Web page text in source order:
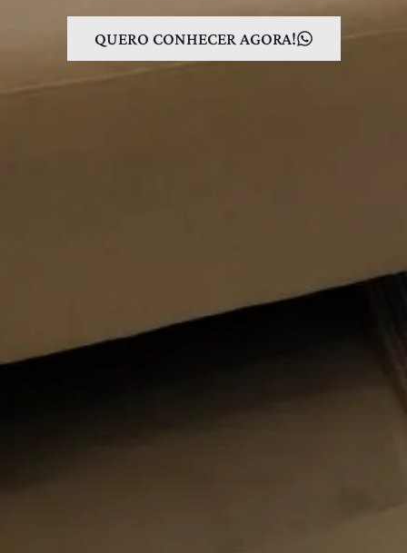
QUERO CONHECER AGORA!